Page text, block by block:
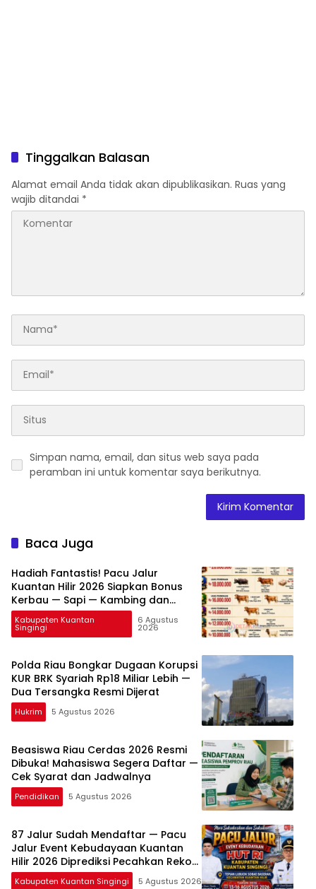
Tinggalkan Balasan
Alamat email Anda tidak akan dipublikasikan. Ruas yang
wajib ditandai *
Simpan nama, email, dan situs web saya pada
peramban ini untuk komentar saya berikutnya.
Baca Juga
Hadiah Fantastis! Pacu Jalur
Kuantan Hilir 2026 Siapkan Bonus
Kerbau — Sapi — Kambing dan
Puluhan Juta Rupiah
Kabupaten Kuantan
Singingi
6 Agustus
2026
Polda Riau Bongkar Dugaan Korupsi
KUR BRK Syariah Rp18 Miliar Lebih —
Dua Tersangka Resmi Dijerat
Hukrim 5 Agustus 2026
Beasiswa Riau Cerdas 2026 Resmi
Dibuka! Mahasiswa Segera Daftar —
Cek Syarat dan Jadwalnya
Pendidikan 5 Agustus 2026
87 Jalur Sudah Mendaftar — Pacu
Jalur Event Kebudayaan Kuantan
Hilir 2026 Diprediksi Pecahkan Rekor
Peserta
Kabupaten Kuantan Singingi 5 Agustus 2026